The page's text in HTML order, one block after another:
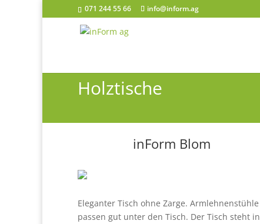
071 244 55 66 info@inform.ag
Holztische
inForm Blom
Eleganter Tisch ohne Zarge. Armlehnenstühle
passen gut unter den Tisch. Der Tisch steht in